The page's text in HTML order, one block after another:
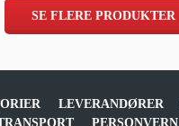
SE FLERE PRODUKTER
LEVERANDØRER
PERSONVERN